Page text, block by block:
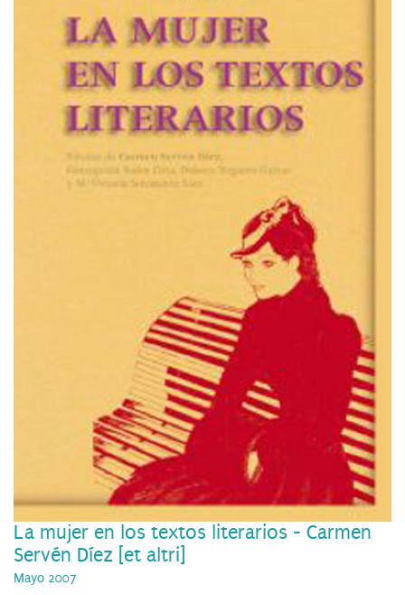
La mujer en los textos literarios - Carmen
Servén Díez [et altri]
Mayo 2007